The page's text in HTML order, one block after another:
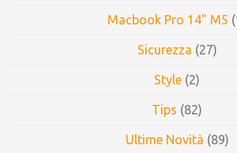
Macbook Pro 14" M5
Sicurezza (27)
Style (2)
Tips (82)
Ultime Novità (89)